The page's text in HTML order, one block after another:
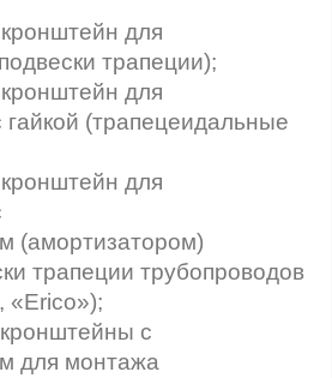
для
трапеции);
для
(трапецеидальные
для
(амортизатором)
трапеции трубопроводов
«Erico»);
с
для монтажа